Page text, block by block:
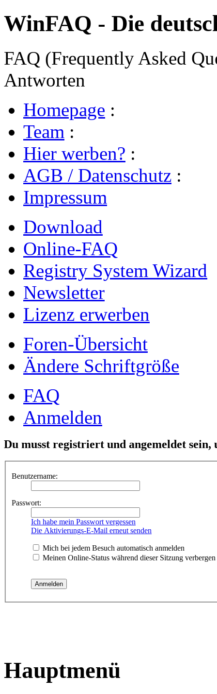
WinFAQ - Die
FAQ (Frequently Asked
Antworten
Homepage :
Team :
Hier werben? :
AGB / Datenschutz :
Impressum
Download
Online-FAQ
Registry System Wizard
Newsletter
Lizenz erwerben
Foren-Übersicht
Ändere Schriftgröße
FAQ
Anmelden
Du musst registriert und angemeldet sein,
Benutzername:
Passwort:
Ich habe mein Passwort vergessen
Die Aktivierungs-E-Mail erneut senden
Mich bei jedem Besuch automatisch anmelden
Meinen Online-Status während dieser Sitzung verbergen
Hauptmenü